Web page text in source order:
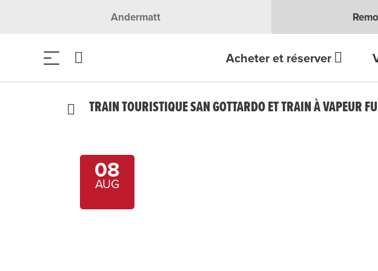
Andermatt
Acheter et réserver
TRAIN TOURISTIQUE SAN GOTTARDO ET TRAIN À VAPEUR
08
AUG